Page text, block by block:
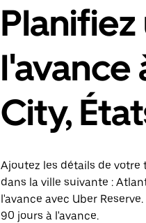
l'avance
City,
Ajoutez les détails de
dans la ville suivante :
l'avance avec Uber
90 jours à l'avance.